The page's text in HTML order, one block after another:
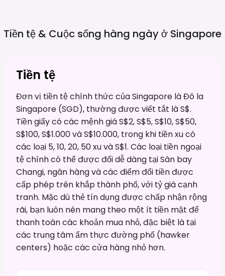
Tiền tệ & Cuộc sống hàng ngày ở Singapore
Tiền tệ
Đơn vị tiền tệ chính thức của Singapore là Đô la
Singapore (SGD), thường được viết tắt là S$.
Tiền giấy có các mệnh giá S$2, S$5, S$10, S$50,
S$100, S$1.000 và S$10.000, trong khi tiền xu có
các loại 5, 10, 20, 50 xu và S$1. Các loại tiền ngoại
tệ chính có thể được đổi dễ dàng tại Sân bay
Changi, ngân hàng và các điểm đổi tiền được
cấp phép trên khắp thành phố, với tỷ giá cạnh
tranh. Mặc dù thẻ tín dụng được chấp nhận rộng
rãi, bạn luôn nên mang theo một ít tiền mặt để
thanh toán các khoản mua nhỏ, đặc biệt là tại
các trung tâm ẩm thực đường phố (hawker
centers) hoặc các cửa hàng nhỏ hơn.